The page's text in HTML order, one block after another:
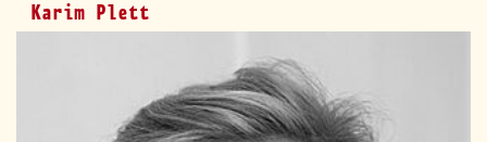
Karim Plett